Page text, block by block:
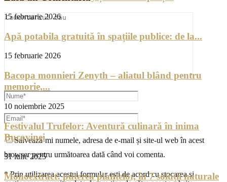
15 februarie 2026
Apă potabila gratuită în spațiile publice: de la...
15 februarie 2026
Bacopa monnieri Zenyth – aliatul blând pentru
memorie,...
10 noiembrie 2025
Festivalul Trufelor: Aventură culinară în inima
Bucovinei
31 iulie 2025
Monoextract: puterea plantelor, în 7 soluții naturale
Salvează-mi numele, adresa de e-mail și site-ul web în acest
browser pentru următoarea dată când voi comenta.
* Prin utilizarea acestui formular ești de acord cu stocarea și